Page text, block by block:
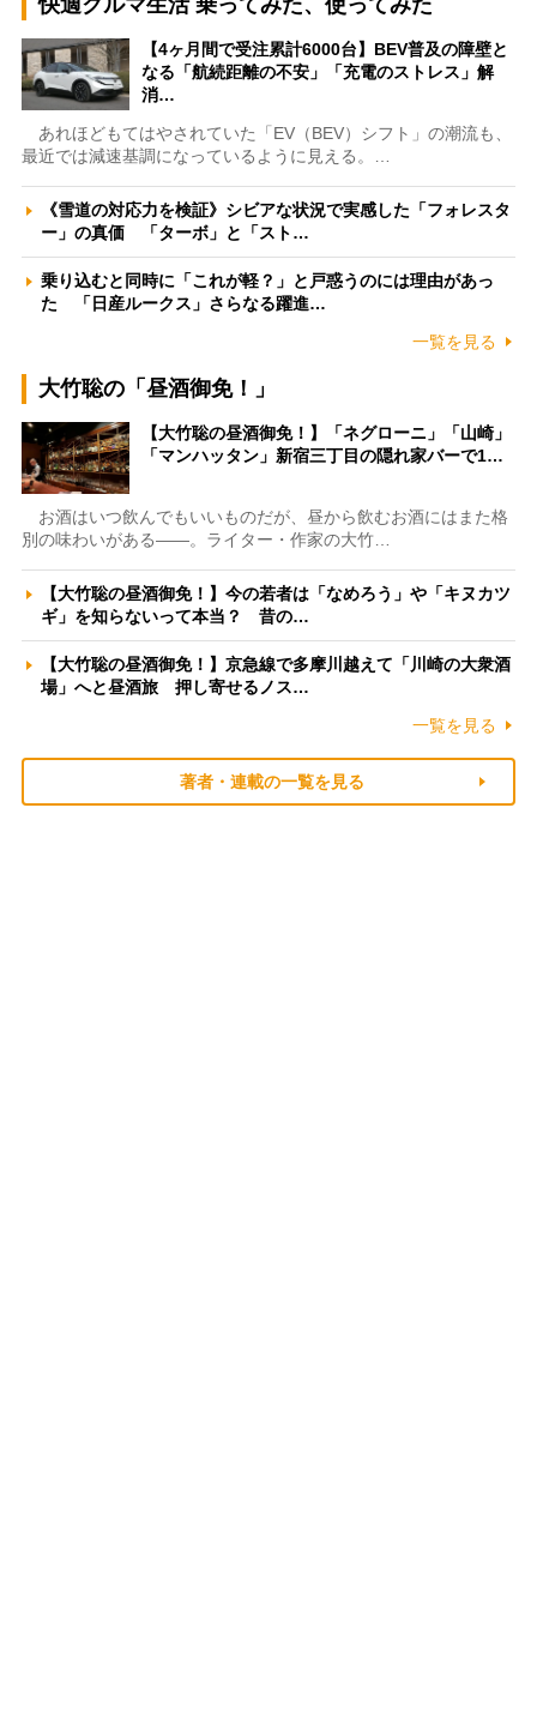
快適クルマ生活 乗ってみた、使ってみた
【4ヶ月間で受注累計6000台】BEV普及の障壁と
なる「航続距離の不安」「充電のストレス」解
消…
あれほどもてはやされていた「EV（BEV）シフト」の潮流も、
最近では減速基調になっているように見える。…
《雪道の対応力を検証》シビアな状況で実感した「フォレスタ
ー」の真価 「ターボ」と「スト…
乗り込むと同時に「これが軽？」と戸惑うのには理由があっ
た 「日産ルークス」さらなる躍進…
一覧を見る
大竹聡の「昼酒御免！」
【大竹聡の昼酒御免！】「ネグローニ」「山崎」
「マンハッタン」新宿三丁目の隠れ家バーで1…
お酒はいつ飲んでもいいものだが、昼から飲むお酒にはまた格
別の味わいがある――。ライター・作家の大竹…
【大竹聡の昼酒御免！】今の若者は「なめろう」や「キヌカツ
ギ」を知らないって本当？ 昔の…
【大竹聡の昼酒御免！】京急線で多摩川越えて「川崎の大衆酒
場」へと昼酒旅 押し寄せるノス…
一覧を見る
著者・連載の一覧を見る